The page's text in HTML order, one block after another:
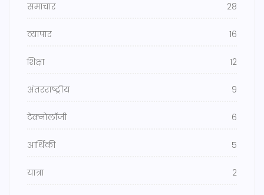
समाचार 28
व्यापार 16
शिक्षा 12
अंतरराष्ट्रीय 9
टेक्नोलॉजी 6
आर्थिकी 5
यात्रा 2